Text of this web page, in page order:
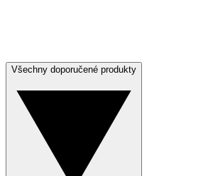
Všechny doporučené produkty